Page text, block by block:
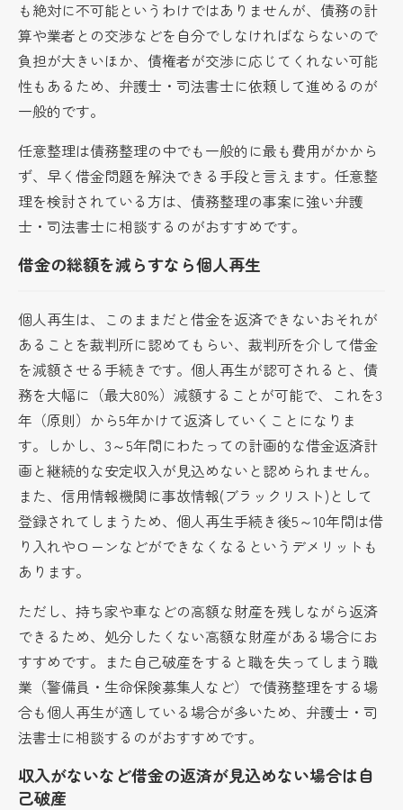
も絶対に不可能というわけではありませんが、債務の計
算や業者との交渉などを自分でしなければならないので
負担が大きいほか、債権者が交渉に応じてくれない可能
性もあるため、弁護士・司法書士に依頼して進めるのが
一般的です。
任意整理は債務整理の中でも一般的に最も費用がかから
ず、早く借金問題を解決できる手段と言えます。任意整
理を検討されている方は、債務整理の事案に強い弁護
士・司法書士に相談するのがおすすめです。
借金の総額を減らすなら個人再生
個人再生は、このままだと借金を返済できないおそれが
あることを裁判所に認めてもらい、裁判所を介して借金
を減額させる手続きです。個人再生が認可されると、債
務を大幅に（最大80%）減額することが可能で、これを3
年（原則）から5年かけて返済していくことになりま
す。しかし、3～5年間にわたっての計画的な借金返済計
画と継続的な安定収入が見込めないと認められません。
また、信用情報機関に事故情報(ブラックリスト)として
登録されてしまうため、個人再生手続き後5～10年間は借
り入れやローンなどができなくなるというデメリットも
あります。
ただし、持ち家や車などの高額な財産を残しながら返済
できるため、処分したくない高額な財産がある場合にお
すすめです。また自己破産をすると職を失ってしまう職
業（警備員・生命保険募集人など）で債務整理をする場
合も個人再生が適している場合が多いため、弁護士・司
法書士に相談するのがおすすめです。
収入がないなど借金の返済が見込めない場合は自
己破産